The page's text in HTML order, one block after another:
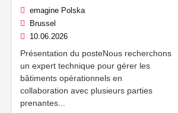
emagine Polska
Brussel
10.06.2026
Présentation du posteNous recherchons
un expert technique pour gérer les
bâtiments opérationnels en
collaboration avec plusieurs parties
prenantes...